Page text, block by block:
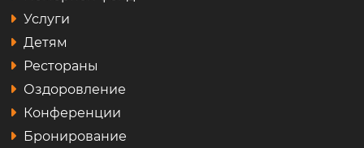
Услуги
Детям
Рестораны
Оздоровление
Конференции
Бронирование